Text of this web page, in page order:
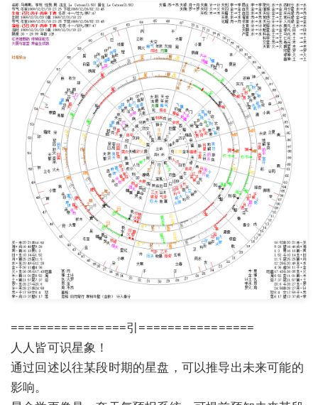
================引================
人人皆可识星象！
通过回述以往某段时期的星盘，可以推导出未来可能的
影响。